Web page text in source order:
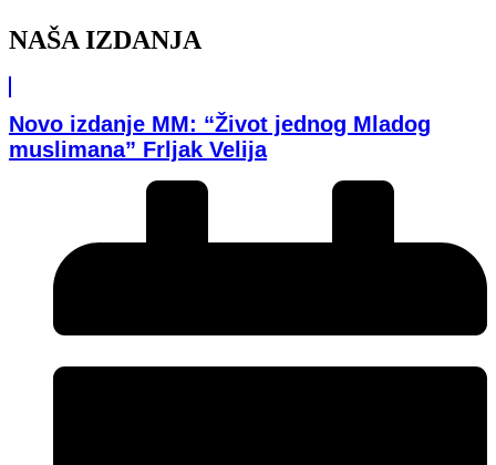
NAŠA IZDANJA
Novo izdanje MM: “Život jednog Mladog
muslimana” Frljak Velija